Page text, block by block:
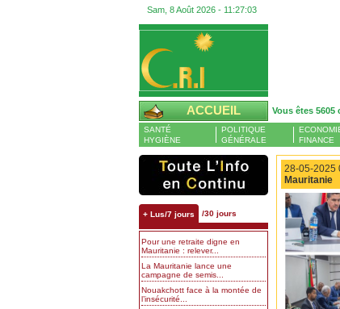
Sam, 8 Août 2026 - 11:27:03
ACCUEIL Vous êtes
SANTÉ
HYGIÈNE
POLITIQUE
GÉNÉRALE
FINANCE
+ Lus/7 jours /30 jours
Pour une retraite digne en
Mauritanie : relever...
La Mauritanie lance une
campagne de semis...
Nouakchott face à la montée de
l’insécurité...
28-05-2025
Mauritanie